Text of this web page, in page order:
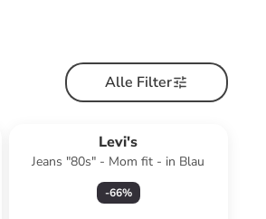
Alle Filter
Levi's
Jeans "80s" - Mom fit - in Blau
-66%